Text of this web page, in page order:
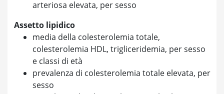
arteriosa elevata, per sesso
Assetto lipidico
media della colesterolemia totale,
colesterolemia HDL, trigliceridemia, per sesso
e classi di età
prevalenza di colesterolemia totale elevata, per
sesso